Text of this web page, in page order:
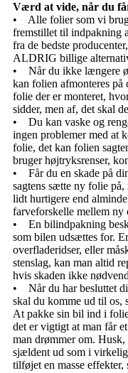
Værd at vide, når du
• Alle folier som vi
fremstillet til indpakning
fra de bedste
ALDRIG billige
• Når du ikke længere
kan folien afmonteres
folie der er monteret,
sidder, men af, det skal
• Du kan vaske og
ingen problemer med at
folie, det kan folien
bruger højtryksrenser,
• Får du en skade på
sagtens sætte ny folie
lidt hurtigere end
farveforskelle mellem ny
• En bilindpakning
som bilen udsættes for.
overfladeridser, eller
stenslag, kan man altid
hvis skaden ikke
• Når du har besluttet
skal du komme ud til os,
At pakke sin bil ind i
det er vigtigt at man får
man drømmer om.
sjældent ud som i
tilføjet en masse